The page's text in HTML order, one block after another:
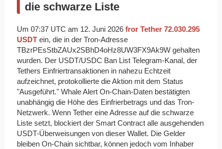
die schwarze Liste
Um 07:37 UTC am 12. Juni 2026 fror Tether 72.030.295
USDT ein, die in der Tron-Adresse
TBzrPEsStbZAUx2SBhD4oHz8UW3FX9Ak9W gehalten
wurden. Der USDT/USDC Ban List Telegram-Kanal, der
Tethers Einfriertransaktionen in nahezu Echtzeit
aufzeichnet, protokollierte die Aktion mit dem Status
"Ausgeführt." Whale Alert On-Chain-Daten bestätigten
unabhängig die Höhe des Einfrierbetrags und das Tron-
Netzwerk. Wenn Tether eine Adresse auf die schwarze
Liste setzt, blockiert der Smart Contract alle ausgehenden
USDT-Überweisungen von dieser Wallet. Die Gelder
bleiben On-Chain sichtbar, können jedoch vom Inhaber